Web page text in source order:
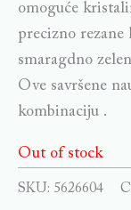
omoguće
precizno
smaragdno
Ove savršene
kombinaciju .
Out of stock
SKU: 5626604